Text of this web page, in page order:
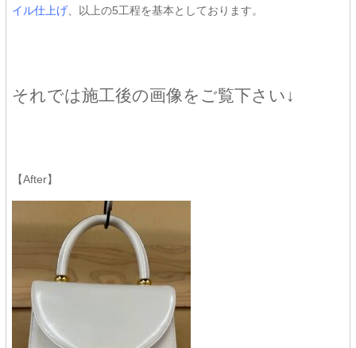
イル仕上げ、以上の5工程を基本としております。
それでは施工後の画像をご覧下さい↓
【After】